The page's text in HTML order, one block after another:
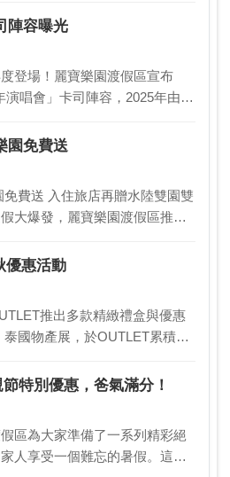
食再加樂園門票與摩天輪體
陣容曝光
登場！麗寶樂園渡假區宣布
演唱會」卡司陣容，2025年由三
及潮流唱作人「MARZ2…
園免費送
費送 入住旅店再贈水陸雙園雙
大爆發，麗寶樂園渡假區推出
勞頓，直接入住麗寶賽…
優惠活動
推出多款精緻禮盒與優惠
國物產展，於OUTLET累積消
大飯店也推…
特別優惠，爸氣滿分！
區為大家準備了一系列精彩絕
人享受一個難忘的暑假。這